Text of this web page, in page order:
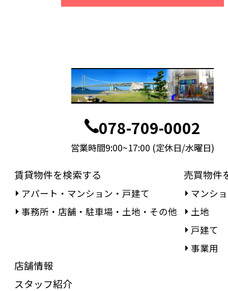
078-709-0002
営業時間9:00~17:00 (定休日/水曜日)
賃貸物件を検索する
アパート・マンション・戸建て
事務所・店舗・駐車場・土地・その他
売買物件
マンシ
土地
戸建て
事業用
店舗情報
スタッフ紹介